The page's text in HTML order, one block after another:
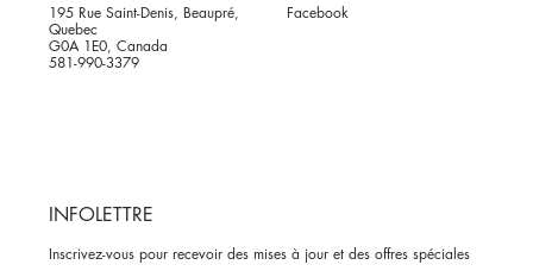
195 Rue Saint-Denis, Beaupré,
Quebec
G0A 1E0, Canada
581-990-3379
Facebook
INFOLETTRE
Inscrivez-vous pour recevoir des mises à jour et des offres spéciales